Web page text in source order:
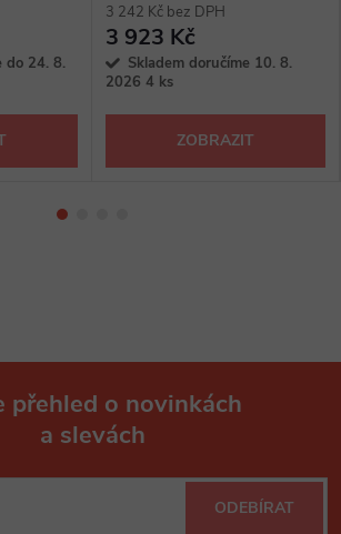
do 24. 8.
3 242 Kč bez DPH
3 923 Kč
Skladem doručíme 10. 8.
2026 4 ks
ZOBRAZIT
přehled o novinkách
a slevách
ODEBÍRAT